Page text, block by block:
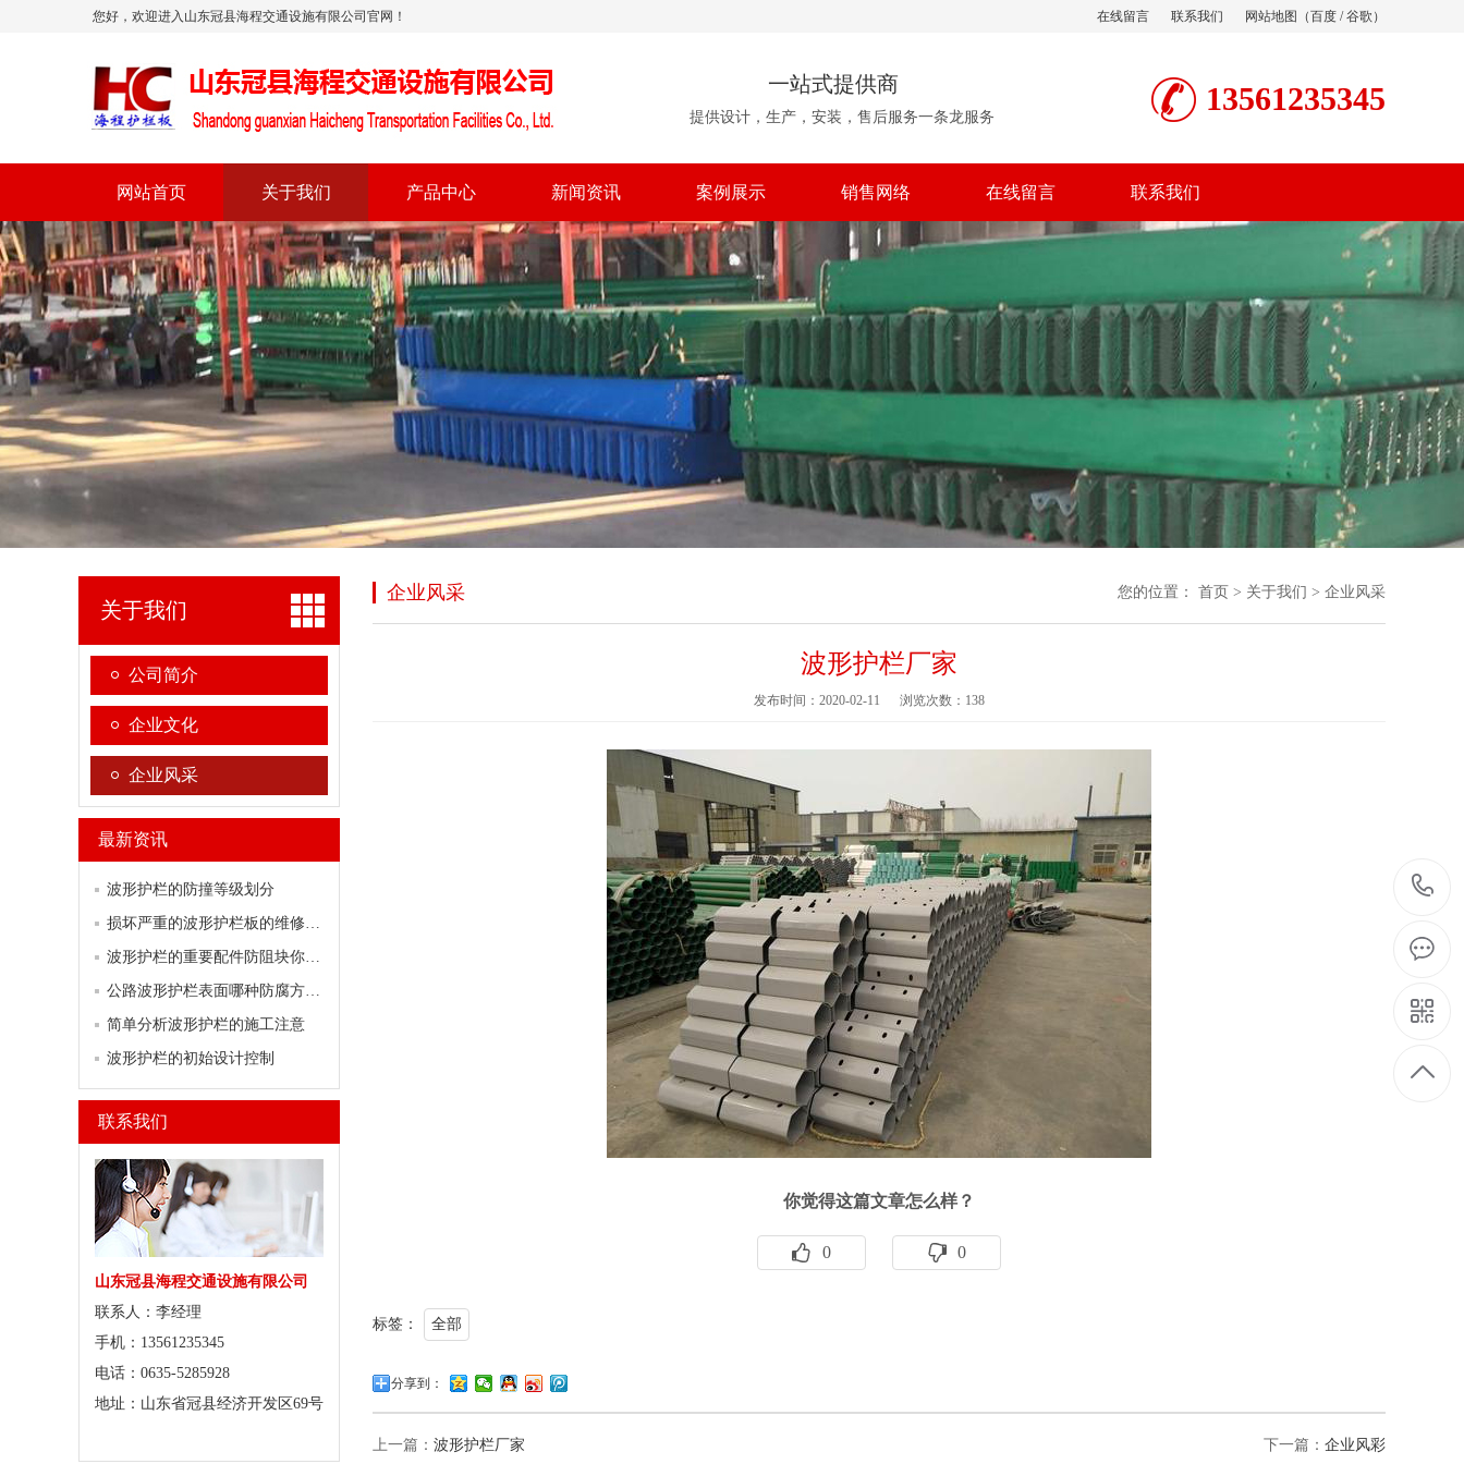
您好，欢迎进入山东冠县海程交通设施有限公司官网！ 在线留言 联系我们 网站地图 （百度 /谷歌 ）
一站式提供商
提供设计，生产，安装，售后服务一条龙服务
13561235345
网站首页 关于我们 产品中心 新闻资讯 案例展示 销售网络 在线留言 联系我们
关于我们
公司简介
企业文化
企业风采
最新资讯
波形护栏的防撞等级划分
损坏严重的波形护栏板的维修方案
波形护栏的重要配件防阻块你了解多少？
公路波形护栏表面哪种防腐方式行之有效？
简单分析波形护栏的施工注意
波形护栏的初始设计控制
联系我们
山东冠县海程交通设施有限公司
联系人：李经理
手机：13561235345
电话：0635-5285928
地址：山东省冠县经济开发区69号
企业风采 您的位置： 首页 > 关于我们 > 企业风采
波形护栏厂家
发布时间：2020-02-11 浏览次数： 138
你觉得这篇文章怎么样？
0 0
标签： 全部
分享到：
上一篇： 波形护栏厂家 下一篇： 企业风彩